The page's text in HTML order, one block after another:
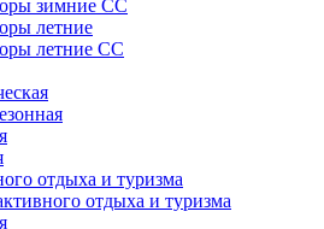
зимние СС
летние
летние СС
отдыха и туризма
отдыха и туризма